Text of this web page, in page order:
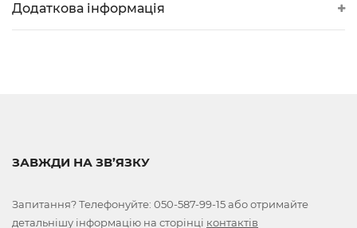
Додаткова інформація
ЗАВЖДИ НА ЗВ’ЯЗКУ
Запитання? Телефонуйте: 050-587-99-15або отримайте
детальнішу інформацію на сторінці контактів